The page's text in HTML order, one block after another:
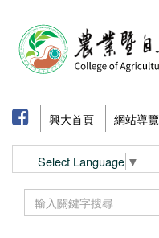
興大首頁 網站導覽
Select Language ▼